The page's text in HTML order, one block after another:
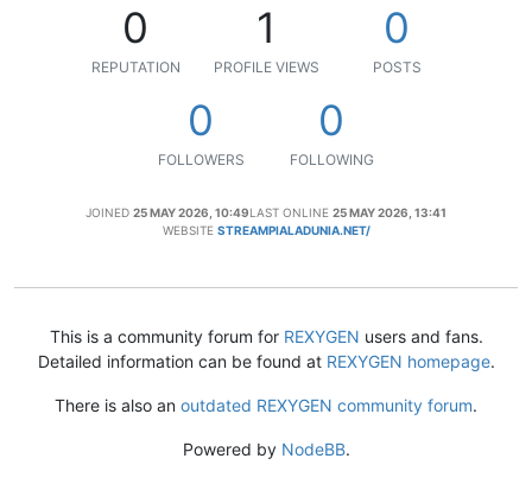
0
REPUTATION
1
PROFILE VIEWS
0
POSTS
0
FOLLOWERS
0
FOLLOWING
JOINED 25 MAY 2026, 10:49LAST ONLINE 25 MAY 2026, 13:41
WEBSITE STREAMPIALADUNIA.NET/
This is a community forum for REXYGEN users and fans.
Detailed information can be found at REXYGEN homepage.
There is also an outdated REXYGEN community forum.
Powered by NodeBB.